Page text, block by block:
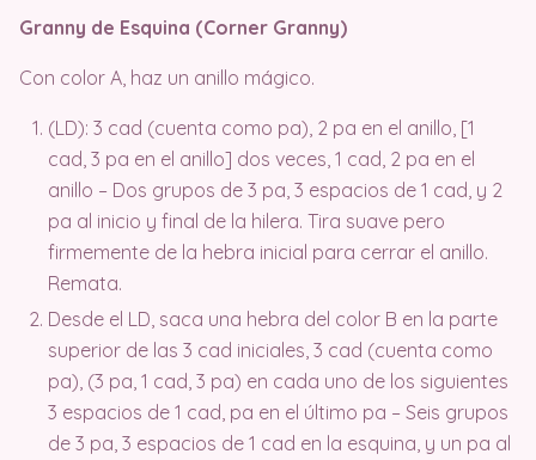
Granny de Esquina (Corner Granny)
Con color A, haz un anillo mágico.
(LD): 3 cad (cuenta como pa), 2 pa en el anillo, [1
cad, 3 pa en el anillo] dos veces, 1 cad, 2 pa en el
anillo – Dos grupos de 3 pa, 3 espacios de 1 cad, y 2
pa al inicio y final de la hilera. Tira suave pero
firmemente de la hebra inicial para cerrar el anillo.
Remata.
Desde el LD, saca una hebra del color B en la parte
superior de las 3 cad iniciales, 3 cad (cuenta como
pa), (3 pa, 1 cad, 3 pa) en cada uno de los siguientes
3 espacios de 1 cad, pa en el último pa – Seis grupos
de 3 pa, 3 espacios de 1 cad en la esquina, y un pa al